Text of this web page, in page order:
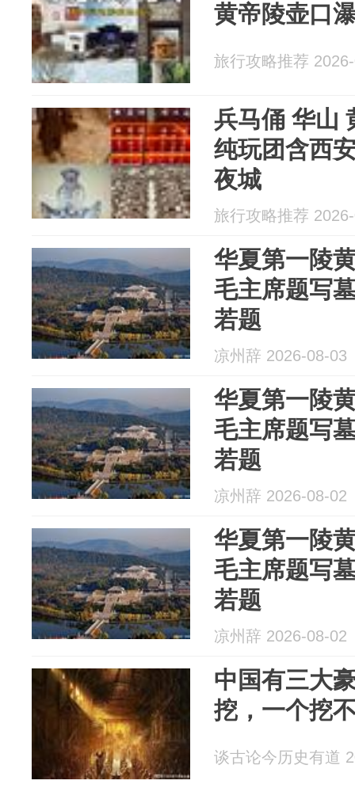
黄帝陵壶口
旅行攻略推荐
兵马俑 华山
纯玩团含西
夜城
旅行攻略推荐
华夏第一陵
毛主席题写
若题
凉州辞 2026-08-03
华夏第一陵
毛主席题写
若题
凉州辞 2026-08-02
华夏第一陵
毛主席题写
若题
凉州辞 2026-08-02
中国有三大
挖，一个挖
谈古论今历史有道